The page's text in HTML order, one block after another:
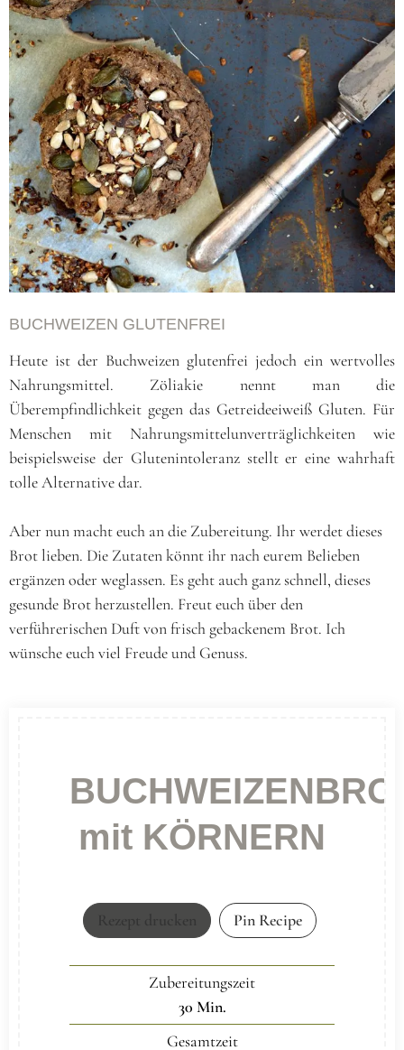
BUCHWEIZEN GLUTENFREI
Heute ist der Buchweizen glutenfrei jedoch ein wertvolles
Nahrungsmittel. Zöliakie nennt man die
Überempfindlichkeit gegen das Getreideeiweiß Gluten. Für
Menschen mit Nahrungsmittelunverträglichkeiten wie
beispielsweise der Glutenintoleranz stellt er eine wahrhaft
tolle Alternative dar.
Aber nun macht euch an die Zubereitung. Ihr werdet dieses
Brot lieben. Die Zutaten könnt ihr nach eurem Belieben
ergänzen oder weglassen. Es geht auch ganz schnell, dieses
gesunde Brot herzustellen. Freut euch über den
verführerischen Duft von frisch gebackenem Brot. Ich
wünsche euch viel Freude und Genuss.
mit KÖRNERN
Pin Recipe
Zubereitungszeit
30 Min.
Gesamtzeit